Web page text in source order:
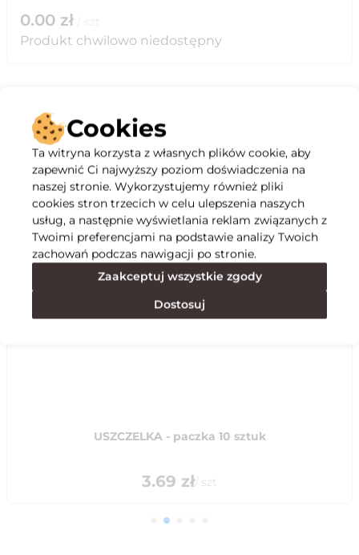
0.00 zł
Produkt chwilowo niedostępny
Opis
Specyfikacja
Polecane
USZCZELKA - paczka 10 sztuk
3.69 zł/ szt
Cookies
Ta witryna korzysta z własnych plików cookie, aby
zapewnić Ci najwyższy poziom doświadczenia na
naszej stronie. Wykorzystujemy również pliki
cookies stron trzecich w celu ulepszenia naszych
usług, a następnie wyświetlania reklam związanych z
Twoimi preferencjami na podstawie analizy Twoich
zachowań podczas nawigacji po stronie.
Zaakceptuj wszystkie zgody
Dostosuj